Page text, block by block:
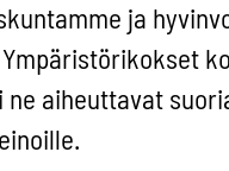
ja
aiheuttavat